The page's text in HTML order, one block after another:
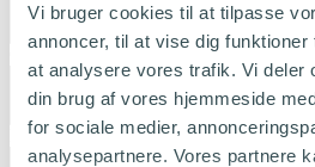
Vi bruger cookies til at tilpasse
annoncer, til at vise dig
at analysere vores trafik. Vi deler
din brug af vores hjemmeside
for sociale medier,
analysepartnere. Vores partnere
CPR- /CVR-nummer*
Dit/dine kundenummer hos Jeudan